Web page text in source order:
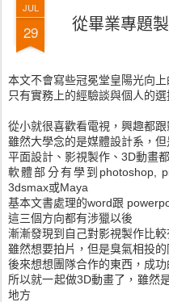
JUL
29 從畢業專題
本文不會寫些冠冕堂皇陽光向上
只有實務上的經驗談與個人的選
從小就很喜歡看電視，興趣都跟
雖然大學念的是媒體設計系，
平面設計、影視製作、3D動畫
軟體部分有學到photoshop,
3dsmax或Maya
基本文書處理的word跟
這三個方向都有涉獵以後
漸漸發現到自己對影視製作比
雖然想要拍片，但是臭氣相投
後來想想團隊合作的東西，成
所以就一起做3D動畫了，雖然
地方